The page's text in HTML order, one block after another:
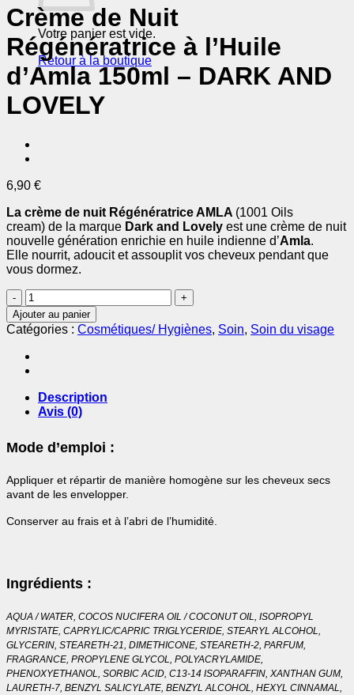
Votre panier est vide.
Retour à la boutique
Crème de Nuit
Régénératrice à l’Huile
d’Amla 150ml – DARK AND
LOVELY
6,90 €
La crème de nuit Régénératrice AMLA (1001 Oils
cream) de la marque Dark and Lovely est une crème de nuit
nouvelle génération enrichie en huile indienne d’Amla.
Elle nourrit, adoucit et assouplit vos cheveux pendant que
vous dormez.
quantité
de
Crème
de
Nuit
Régénératrice
l'Huile
d'Amla
DARK
LOVELY
Ajouter au panier
Catégories : Cosmétiques/ Hygiènes, Soin, Soin du visage
Description
Avis (0)
Mode d’emploi :
Appliquer et répartir de manière homogène sur les cheveux secs
avant de les envelopper.
Conserver au frais et à l’abri de l’humidité.
Ingrédients :
AQUA / WATER, COCOS NUCIFERA OIL / COCONUT OIL, ISOPROPYL
MYRISTATE, CAPRYLIC/CAPRIC TRIGLYCERIDE, STEARYL ALCOHOL,
GLYCERIN, STEARETH-21, DIMETHICONE, STEARETH-2, PARFUM,
FRAGRANCE, PROPYLENE GLYCOL, POLYACRYLAMIDE,
PHENOXYETHANOL, SORBIC ACID, C13-14 ISOPARAFFIN, XANTHAN GUM,
LAURETH-7, BENZYL SALICYLATE, BENZYL ALCOHOL, HEXYL CINNAMAL,